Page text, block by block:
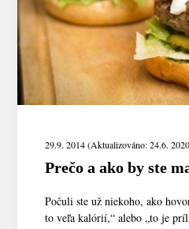
29.9. 2014 (Aktualizováno: 24.6.
Prečo a ako by ste
Počuli ste už niekoho, ako
to veľa kalórií,“ alebo „to je